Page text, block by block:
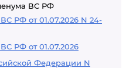
ВС РФ
РФ от 01.07.2026 N 24-
РФ от 01.07.2026
Федерации N